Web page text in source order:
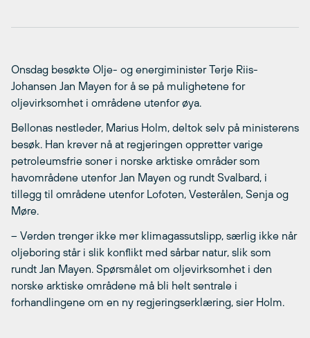
Onsdag besøkte Olje- og energiminister Terje Riis-
Johansen Jan Mayen for å se på mulighetene for
oljevirksomhet i områdene utenfor øya.
Bellonas nestleder, Marius Holm, deltok selv på ministerens
besøk. Han krever nå at regjeringen oppretter varige
petroleumsfrie soner i norske arktiske områder som
havområdene utenfor Jan Mayen og rundt Svalbard, i
tillegg til områdene utenfor Lofoten, Vesterålen, Senja og
Møre.
– Verden trenger ikke mer klimagassutslipp, særlig ikke når
oljeboring står i slik konflikt med sårbar natur, slik som
rundt Jan Mayen. Spørsmålet om oljevirksomhet i den
norske arktiske områdene må bli helt sentrale i
forhandlingene om en ny regjeringserklæring, sier Holm.